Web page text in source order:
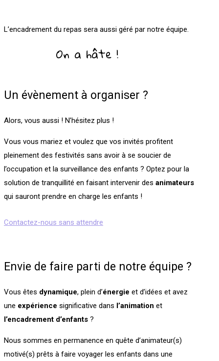
L’encadrement du repas sera aussi géré par notre équipe.
On a hâte !
Un évènement à organiser ?
Alors, vous aussi ! N’hésitez plus !
Vous vous mariez et voulez que vos invités profitent
pleinement des festivités sans avoir à se soucier de
l’occupation et la surveillance des enfants ? Optez pour la
solution de tranquillité en faisant intervenir des animateurs
qui sauront prendre en charge les enfants !
Contactez-nous sans attendre
Envie de faire parti de notre équipe ?
Vous êtes dynamique, plein d’énergie et d’idées et avez
une expérience significative dans l’animation et
l’encadrement d’enfants ?
Nous sommes en permanence en quête d’animateur(s)
motivé(s) prêts à faire voyager les enfants dans une